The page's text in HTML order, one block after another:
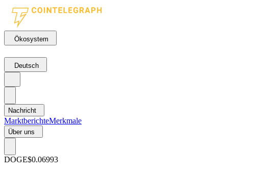
Ökosystem
Deutsch
Nachricht
MarktberichteMerkmale
Über uns
DOGE$0.06993